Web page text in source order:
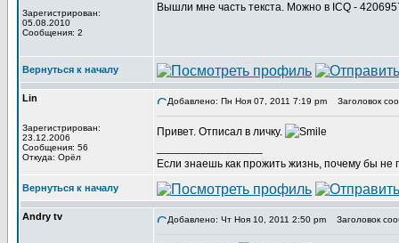
Зарегистрирован:
05.08.2010
Сообщения: 2
Вышли мне часть текста. Можно в ICQ -
Вернуться к началу
Lin
Зарегистрирован:
23.12.2006
Сообщения: 56
Откуда: Орёл
Добавлено: Пн Ноя 07, 2011 7:19 pm Заголовок
Привет. Отписал в личку.
Если знаешь как прожить жизнь, почему бы не
Вернуться к началу
Andry tv Добавлено: Чт Ноя 10, 2011 2:50 pm Заголовок